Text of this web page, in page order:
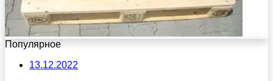
Популярное
13.12.2022